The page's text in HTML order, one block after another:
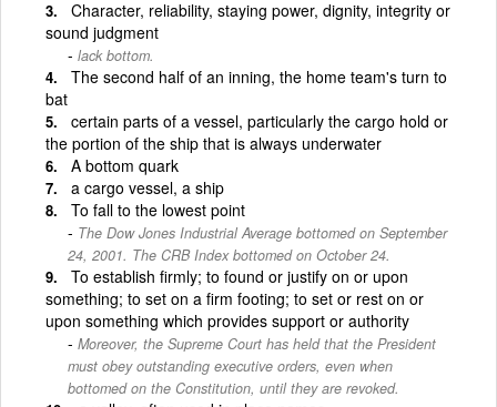
Character, reliability, staying power, dignity, integrity or
sound judgment
lack bottom.
The second half of an inning, the home team's turn to
bat
certain parts of a vessel, particularly the cargo hold or
the portion of the ship that is always underwater
A bottom quark
a cargo vessel, a ship
To fall to the lowest point
The Dow Jones Industrial Average bottomed on September
24, 2001. The CRB Index bottomed on October 24.
To establish firmly; to found or justify on or upon
something; to set on a firm footing; to set or rest on or
upon something which provides support or authority
Moreover, the Supreme Court has held that the President
must obey outstanding executive orders, even when
bottomed on the Constitution, until they are revoked.